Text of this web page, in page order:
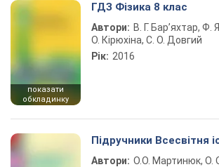
показати
обкладинку
ГДЗ Фізика 8 клас
Автори: В. Г. Бар’яхтар, Ф.
О. Кірюхіна, С. О. Довгий
Рік: 2016
Підручники Всесвітня
Автори: О.О. Мартинюк, О.